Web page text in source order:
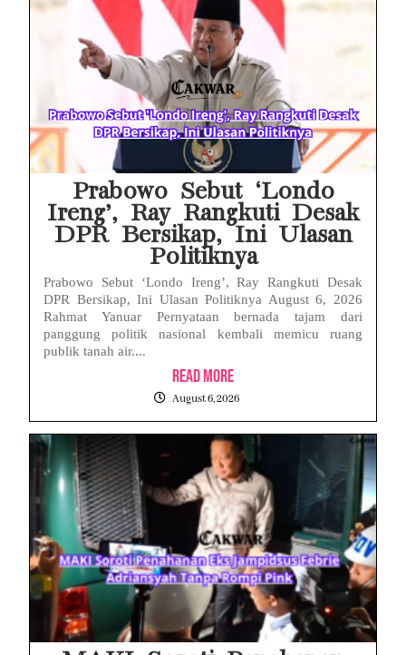
HP Huawei Cepat Panas? Ini Penyebab Utama dan Cara Mengatasinya
HP Realme Kena Air Tidak Bisa Dicas? Jangan Langsung Charge, Ini Solusinya
Eks Jampidsus Febrie Adriansyah Tersangka Korupsi Asabri Tapi Masih Terima Gaji: Mengapa Begitu?
Prabowo Sebut ‘Londo
Ireng’, Ray Rangkuti Desak
DPR Bersikap, Ini Ulasan
Politiknya
Prabowo Sebut ‘Londo Ireng’, Ray Rangkuti Desak
DPR Bersikap, Ini Ulasan Politiknya August 6, 2026
Rahmat Yanuar Pernyataan bernada tajam dari
panggung politik nasional kembali memicu ruang
publik tanah air....
Read More
August 6, 2026